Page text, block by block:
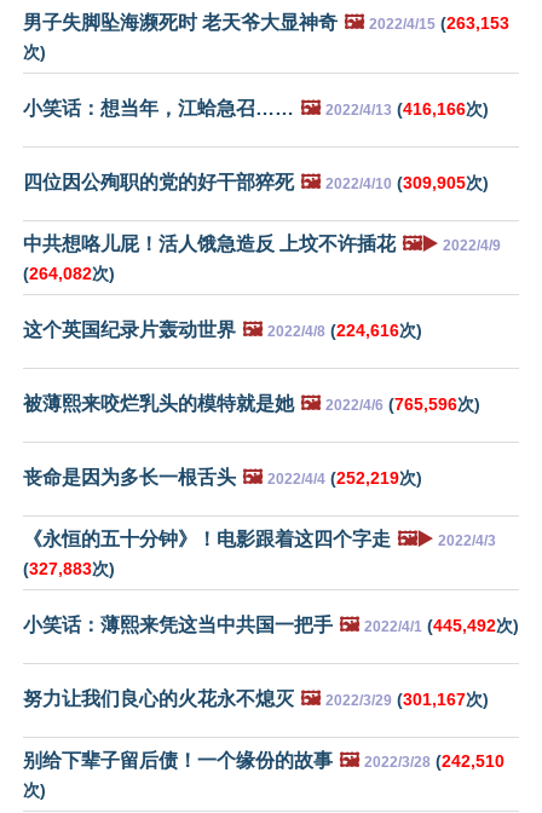
男子失脚坠海濒死时 老天爷大显神奇 🖼️ 2022/4/15 (263,153
次)
小笑话：想当年，江蛤急召…… 🖼️ 2022/4/13 (416,166次)
四位因公殉职的党的好干部猝死 🖼️ 2022/4/10 (309,905次)
中共想咯儿屁！活人饿急造反 上坟不许插花 🖼️▶️ 2022/4/9
(264,082次)
这个英国纪录片轰动世界 🖼️ 2022/4/8 (224,616次)
被薄熙来咬烂乳头的模特就是她 🖼️ 2022/4/6 (765,596次)
丧命是因为多长一根舌头 🖼️ 2022/4/4 (252,219次)
《永恒的五十分钟》！电影跟着这四个字走 🖼️▶️ 2022/4/3
(327,883次)
小笑话：薄熙来凭这当中共国一把手 🖼️ 2022/4/1 (445,492次)
努力让我们良心的火花永不熄灭 🖼️ 2022/3/29 (301,167次)
别给下辈子留后债！一个缘份的故事 🖼️ 2022/3/28 (242,510
次)